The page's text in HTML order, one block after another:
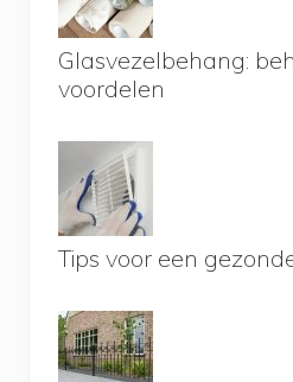
Glasvezelbehang:
voordelen
Tips voor een